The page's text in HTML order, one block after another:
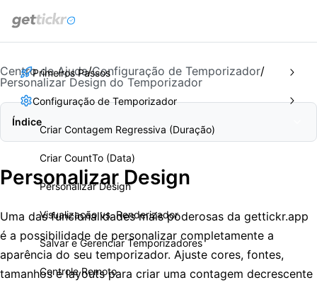
get tickr
Primeiros Passos
Configuração de Temporizador
Criar Contagem Regressiva (Duração)
Criar CountTo (Data)
Personalizar Design
Visualização vs. Renderizador
Salvar e Gerenciar Temporizadores
Controle Remoto
Centro de Ajuda/Configuração de Temporizador/
Personalizar Design do Temporizador
Índice
Personalizar Design
Uma das funcionalidades mais poderosas da gettickr.app
é a possibilidade de personalizar completamente a
aparência do seu temporizador. Ajuste cores, fontes,
tamanhos e layouts para criar uma contagem decrescente